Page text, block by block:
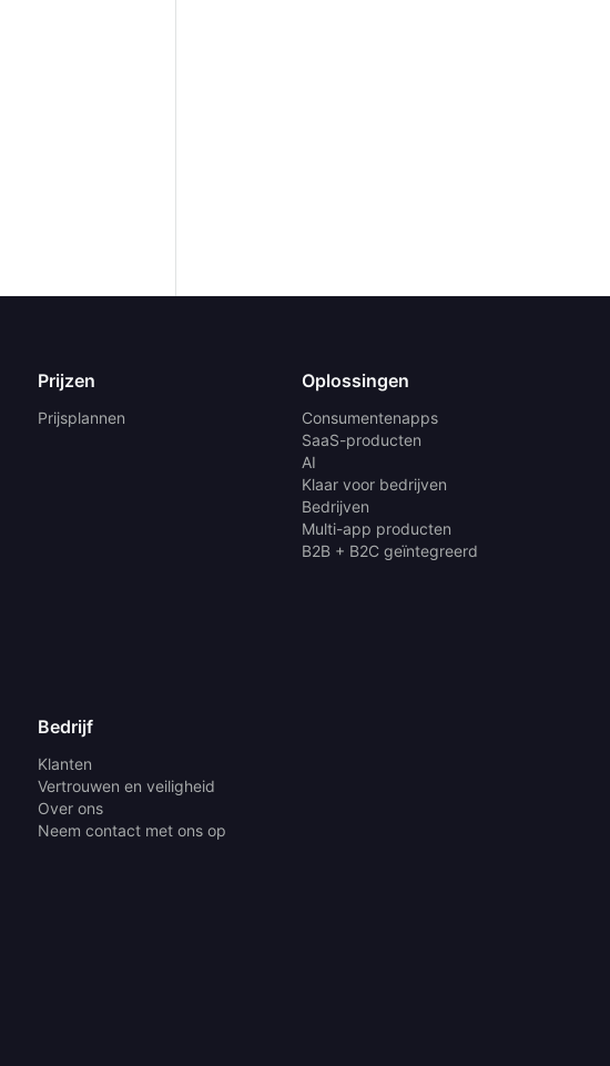
Prijzen
Prijsplannen
Oplossingen
Consumentenapps
SaaS-producten
AI
Klaar voor bedrijven
Bedrijven
Multi-app producten
B2B + B2C geïntegreerd
Bedrijf
Klanten
Vertrouwen en veiligheid
Over ons
Neem contact met ons op